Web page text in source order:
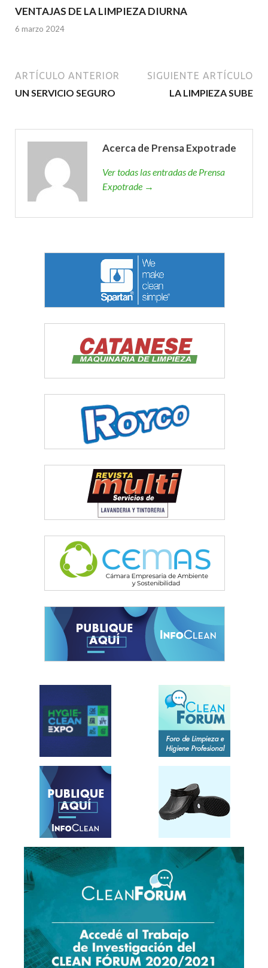
VENTAJAS DE LA LIMPIEZA DIURNA
6 marzo 2024
ARTÍCULO ANTERIOR
UN SERVICIO SEGURO
SIGUIENTE ARTÍCULO
LA LIMPIEZA SUBE
Acerca de Prensa Expotrade
Ver todas las entradas de Prensa
Expotrade →